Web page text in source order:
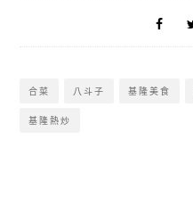
合菜 八斗子 基隆美食
基隆熱炒